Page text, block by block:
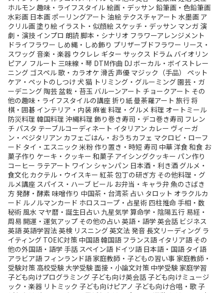
ホルモン 趣味・ライフスタイル絵画・デッサン 鉛筆画・色鉛筆画
水彩画 日本画ポーリングアート 油絵 テクスチャアート 水墨画 ア
クリル画塗り絵 イラスト・似顔絵 スケッチ・デッサン マンガ 演
劇・演技 インプロ 朗読脚本・シナリオ フラワーアレンジメント
ドライフラワー しめ縄・しめ飾り プリザーブドフラワー リース・
スワッグ音楽・楽器 ウクレレ ギター サックス ドラム バイオリン
ピアノ フルート 三味線・琴 DTM作曲 DJ ボーカル・ボイストレー
ニング ゴスペル歌・カラオケ 滑舌声優 マジック（手品）
ペット
ケア・ペットのしつけ 犬猫 トリミング・グルーミング園芸・ガ
ーデニング 陶芸盆栽・苔玉 バルーンアート チョークアート その
他の趣味・ライフスタイルの講座 折り紙曼荼羅アート 旅行将
棋・囲碁 インテリア・内装麻雀 料理・グルメ 料理 オートミール
防災料理 韓国料理 沖縄料理 飾り巻き寿司・デコ巻き寿司 フレン
チ パスタ テーブルコーディネート イタリアン カレー ヴィーガ
ン・ベジタリアン カフェごはん・おうちカフェ マクロビ・ローフ
ード タイ・エスニック 米粉 作り置き・時短 寿司 中華洋食 和食 お
菓子作り ケーキ・クッキー 和菓子 アイシングクッキー パン作り
コーヒー ラテアート ワイン シャンパン 日本酒・利き酒 グルメ・
食文化 カクテル・ウイスキー 紅茶包丁の研ぎ方 その他料理・グ
ルメ講座 スパイス・ハーブ ビール お弁当・キャラ弁魚のさばき
方 発酵・酵素 味噌作り 中国茶・台湾茶 占い タロット オラクルカ
ード ルノルマンカード ホロスコープ・占星術 四柱推命 手相・数
秘術 風水 マヤ暦・誕生日占い 九星気学 算命学・陰陽五行 易経・
周易 開運・運気アップ その他の占い 英語・語学 英会話 ビジネス
英語英語学習法 英検 リスニング英文法 発音長文リーディング ラ
イティング TOEIC対策 中国語韓国語 フランス語 イタリア語 その
他の外国語・語学 手話 スペイン語 ドイツ語 日本語・国語 タイ語
アラビア語 フィンランド語 家庭教師・子どもの習い事 家庭教師・
受験対策 高校受験大学受験面接・小論文対策 中学受験 家庭学習
子ども向けプログラミング 子ども向け英会話 子ども向けミュージ
ック・楽器 リトミック 子ども向けピアノ 子ども向け合唱・歌 子